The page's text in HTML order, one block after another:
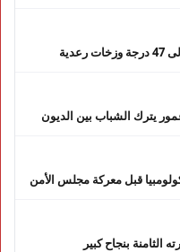
نشرة إنذارية.. موجة حر تصل إلى 47 درجة وزخات رعدية
يترك الشباب بين الديون
قبل معركة مجلس الأمن
الثامنة بنجاح كبير